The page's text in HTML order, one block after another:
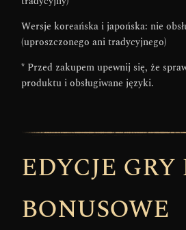
Wersje koreańska i japońska: nie
(uproszczonego ani tradycyjnego)
* Przed zakupem upewnij się, że
produktu i obsługiwane języki.
EDYCJE GRY
BONUSOWE